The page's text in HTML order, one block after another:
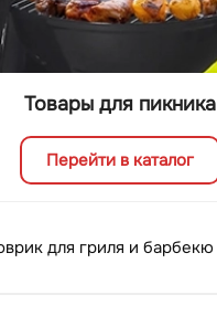
Товары для пикника
Перейти в каталог
для гриля и барбекю